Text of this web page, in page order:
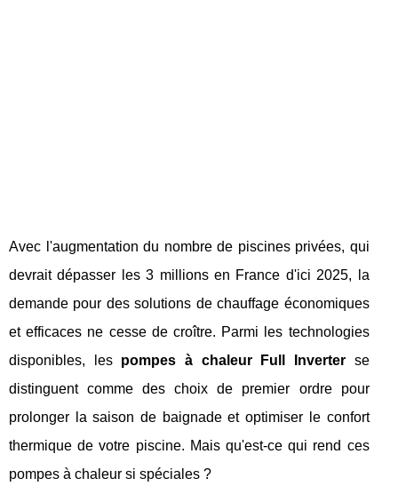
Avec l'augmentation du nombre de piscines privées, qui
devrait dépasser les 3 millions en France d'ici 2025, la
demande pour des solutions de chauffage économiques
et efficaces ne cesse de croître. Parmi les technologies
disponibles, les pompes à chaleur Full Inverterse
distinguent comme des choix de premier ordre pour
prolonger la saison de baignade et optimiser le confort
thermique de votre piscine. Mais qu'est-ce qui rend ces
pompes à chaleur si spéciales ?